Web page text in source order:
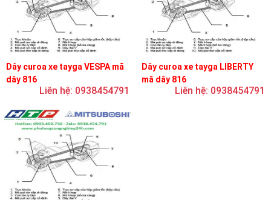
Dây curoa xe tayga VESPA mã
dây 816
Liên hệ: 0938454791
Dây curoa xe tayga LIBERTY
mã dây 816
Liên hệ: 0938454791